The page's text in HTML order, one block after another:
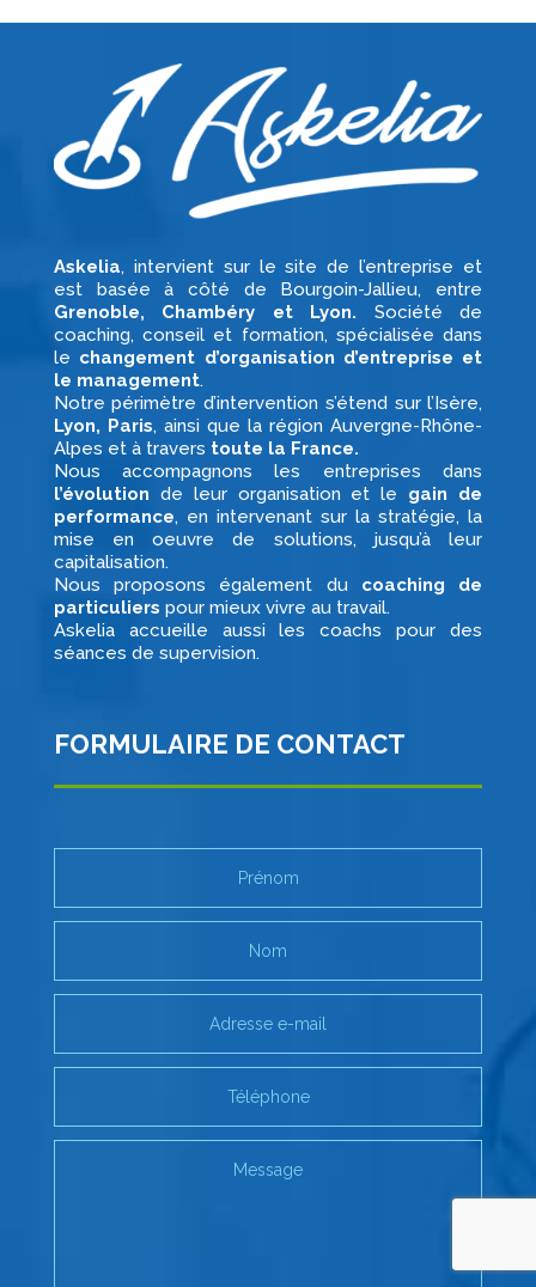
Askelia, intervient sur le site de l’entreprise et
est basée à côté de Bourgoin-Jallieu, entre
Grenoble, Chambéry et Lyon. Société de
coaching, conseil et formation, spécialisée dans
le changement d’organisation d’entreprise et
le management.
Notre périmètre d’intervention s’étend sur l’Isère,
Lyon, Paris, ainsi que la région Auvergne-Rhône-
Alpes et à travers toute la France.
Nous accompagnons les entreprises dans
l’évolution de leur organisation et le gain de
performance, en intervenant sur la stratégie, la
mise en oeuvre de solutions, jusqu’à leur
capitalisation.
Nous proposons également du coaching de
particuliers pour mieux vivre au travail.
Askelia accueille aussi les coachs pour des
séances de supervision.
FORMULAIRE DE CONTACT